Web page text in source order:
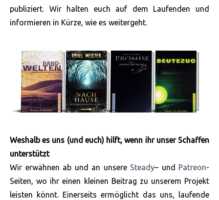
publiziert. Wir halten euch auf dem Laufenden und
informieren in Kürze, wie es weitergeht.
Weshalb es uns (und euch) hilft, wenn ihr unser Schaffen
unterstützt
Wir erwähnen ab und an unsere Steady– und Patreon-
Seiten, wo ihr einen kleinen Beitrag zu unserem Projekt
leisten könnt. Einerseits ermöglicht das uns, laufende